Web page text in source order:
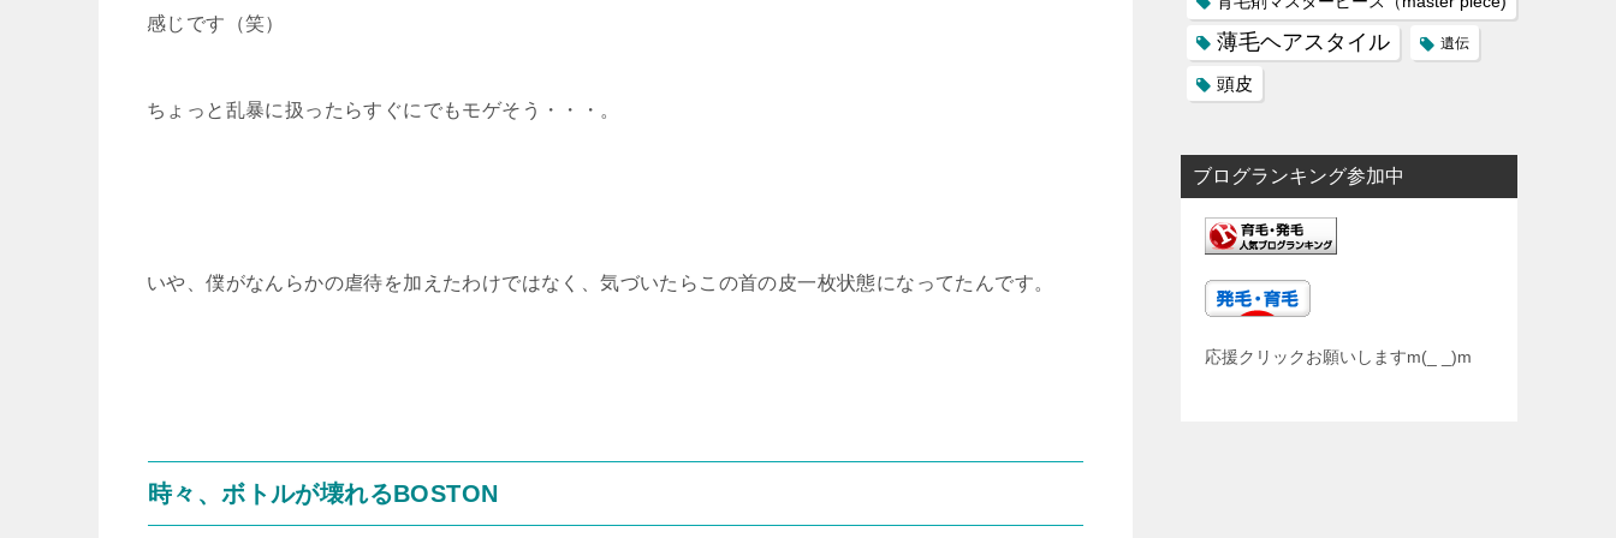
感じです（笑）
ちょっと乱暴に扱ったらすぐにでもモゲそう・・・。
いや、僕がなんらかの虐待を加えたわけではなく、気づいたらこの首の皮一枚状態になってたんです。
時々、ボトルが壊れるBOSTON
薄毛ヘアスタイル 遺伝
頭皮
ブログランキング参加中
応援クリックお願いしますm(_ _)m